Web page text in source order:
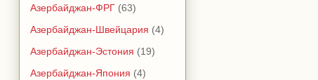
Азербайджан-ФРГ (63)
Азербайджан-Швейцария (4)
Азербайджан-Эстония (19)
Азербайджан-Япония (4)